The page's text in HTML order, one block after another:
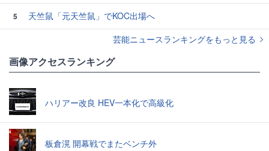
5
天竺鼠「元天竺鼠」でKOC出場へ
芸能ニュースランキングをもっと見る
画像アクセスランキング
ハリアー改良 HEV一本化で高級化
板倉滉 開幕戦でまたベンチ外